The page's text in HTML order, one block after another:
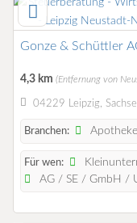
Gonze & Schüttler
4,3 km (Entfernung von
04229 Leipzig,
Branchen:
Für wen:
AG / SE / GmbH /